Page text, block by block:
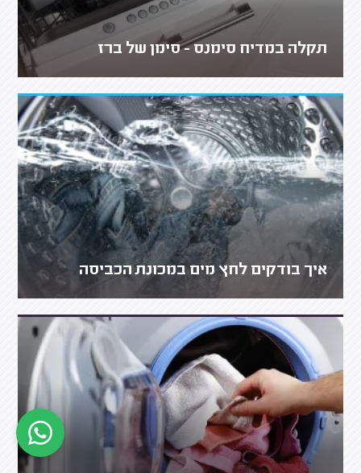
תקלה במדיח סימנס - סימן של ברז
איך בודקים לחץ מים במכונת הכביסה